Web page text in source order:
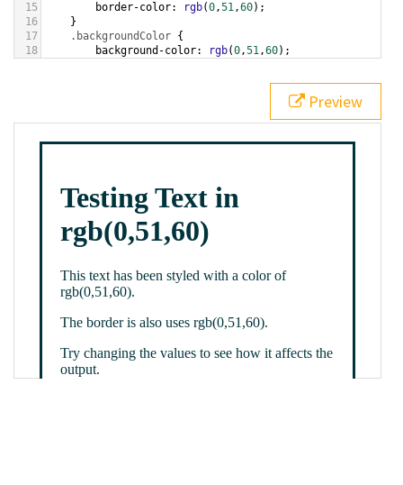
15
border-color: rgb(0,51,60);
16
}
17
.backgroundColor {
18
background-color: rgb(0,51,60);
bottom ,
white, rgb(0,51,60));
div class="textColor borderColor"
< h1>Testing Text in rgb(0,51,60)
Preview